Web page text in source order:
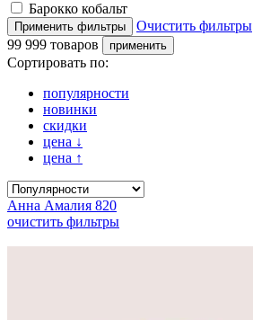
Барокко кобальт
Очистить фильтры
99 999 товаров
Сортировать по:
популярности
новинки
скидки
цена ↓
цена ↑
Анна Амалия 820
очистить фильтры